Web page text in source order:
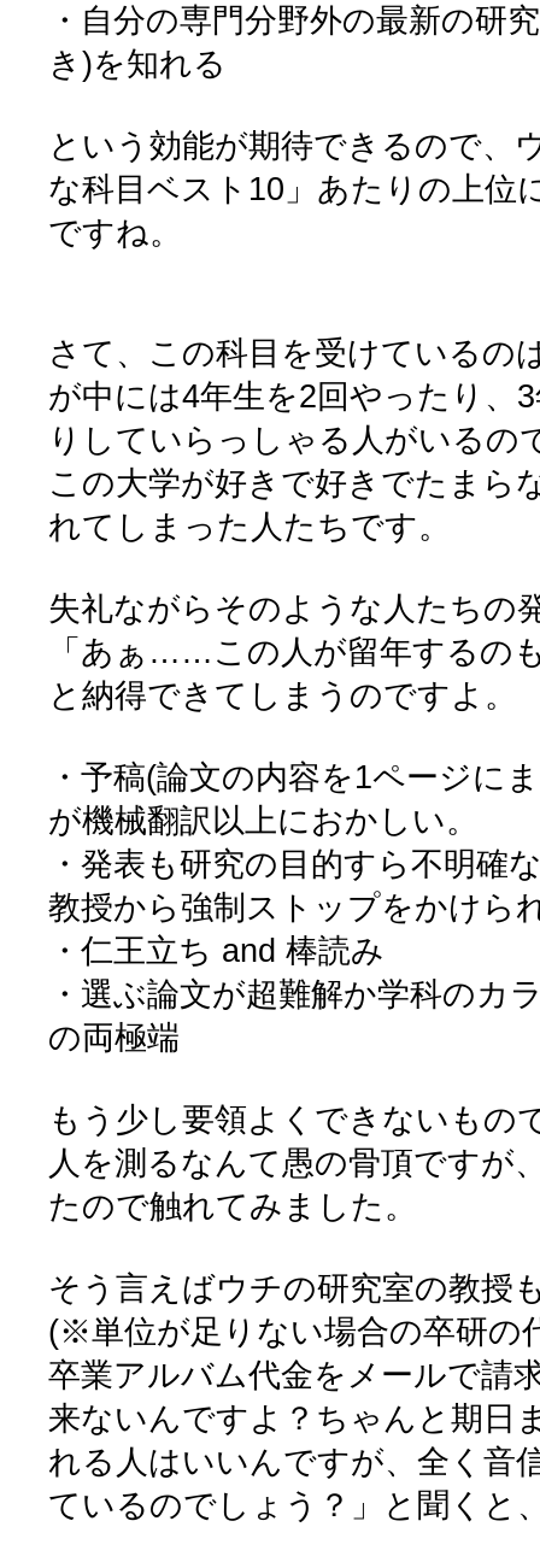
・自分の専門分野外の最新の研
き)を知れる
という効能が期待できるので、
な科目ベスト10」あたりの上位
ですね。
さて、この科目を受けているの
が中には4年生を2回やったり、
りしていらっしゃる人がいるの
この大学が好きで好きでたまら
れてしまった人たちです。
失礼ながらそのような人たちの
「あぁ……この人が留年する
と納得できてしまうのですよ。
・予稿(論文の内容を1ページに
が機械翻訳以上におかしい。
・発表も研究の目的すら不明確
教授から強制ストップをかけら
・仁王立ち and 棒読み
・選ぶ論文が超難解か学科のカ
の両極端
もう少し要領よくできないもの
人を測るなんて愚の骨頂ですが
たので触れてみました。
そう言えばウチの研究室の教授
(※単位が足りない場合の卒研の
卒業アルバム代金をメールで請
来ないんですよ？ちゃんと期日
れる人はいいんですが、全く音
ているのでしょう？」と聞くと